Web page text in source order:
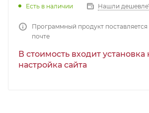
Есть в наличии Нашли
Программный продукт
почте
В стоимость входит установка
настройка сайта